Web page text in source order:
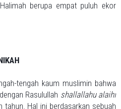
berupa empat puluh ekor
tengah kaum muslimin bahwa
Rasulullah shallallahu alaihi
Hal ini berdasarkan sebuah